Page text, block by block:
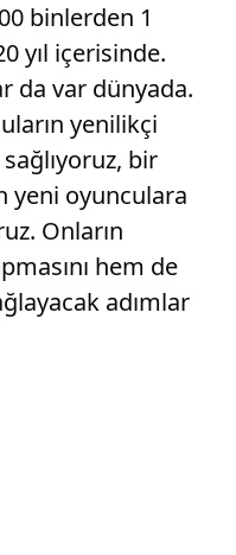
binlerden 1
yıl içerisinde.
da var dünyada.
yenilikçi
bir
yeni oyunculara
Onların
hem de
adımlar